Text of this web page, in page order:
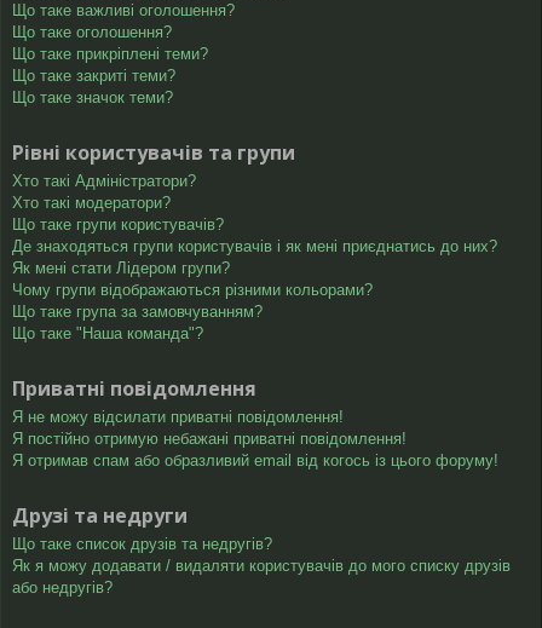
Що таке важливі оголошення?
Що таке оголошення?
Що таке прикріплені теми?
Що таке закриті теми?
Що таке значок теми?
Рівні користувачів та групи
Хто такі Адміністратори?
Хто такі модератори?
Що таке групи користувачів?
Де знаходяться групи користувачів і як мені приєднатись до них?
Як мені стати Лідером групи?
Чому групи відображаються різними кольорами?
Що таке група за замовчуванням?
Що таке "Наша команда"?
Приватні повідомлення
Я не можу відсилати приватні повідомлення!
Я постійно отримую небажані приватні повідомлення!
Я отримав спам або образливий email від когось із цього форуму!
Друзі та недруги
Що таке список друзів та недругів?
Як я можу додавати / видаляти користувачів до мого списку друзів
або недругів?